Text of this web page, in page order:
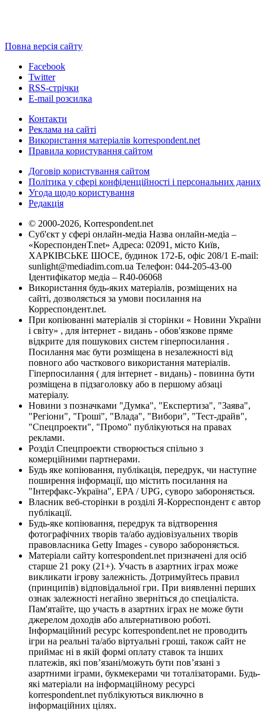
Повна версія сайту
Facebook
Twitter
RSS-стрічки
E-mail розсилка
Контакти
Реклама на сайті
Використання матеріалів korrespondent.net
Правила користування сайтом
Договір користування сайтом
Політика у сфері конфіденційності і персональних даних
Угода щодо користування
Редакція
© 2000-2026, Korrespondent.net
Суб'єкт у сфері онлайн-медіа Назва онлайн-медіа –
«КореспонденТ.net» Адреса: 02091, місто Київ,
ХАРКІВСЬКЕ ШОСЕ, будинок 172-Б, офіс 208/1 E-mail:
sunlight@mediadim.com.ua Телефон: 044-205-43-00
Ідентифікатор медіа – R40-06068
Використання будь-яких матеріалів, розміщених на
сайті, дозволяється за умови посилання на
Корреспондент.net.
При копіюванні матеріалів зі сторінки « Новини України
і світу» , для інтернет - видань - обов'язкове пряме
відкрите для пошукових систем гіперпосилання .
Посилання має бути розміщена в незалежності від
повного або часткового використання матеріалів.
Гіперпосилання ( для інтернет - видань) - повинна бути
розміщена в підзаголовку або в першому абзаці
матеріалу.
Новини з позначками "Думка", "Експертиза", "Заява",
"Регіони", "Гроші", "Влада", "Вибори", "Тест-драйв",
"Спецпроекти", "Промо" публікуються на правах
реклами.
Розділ Спецпроекти створюється спільно з
комерційними партнерами.
Будь яке копіювання, публікація, передрук, чи наступне
поширення інформації, що містить посилання на
"Інтерфакс-Україна", EPA / UPG, суворо забороняється.
Власник веб-сторінки в розділі Я-Корреспондент є автор
публікації.
Будь-яке копіювання, передрук та відтворення
фотографічних творів та/або аудіовізуальних творів
правовласника Getty Images - суворо забороняється.
Матеріали сайту korrespondent.net призначені для осіб
старше 21 року (21+). Участь в азартних іграх може
викликати ігрову залежність. Дотримуйтесь правил
(принципів) відповідальної гри. При виявленні перших
ознак залежності негайно зверніться до спеціаліста.
Пам'ятайте, що участь в азартних іграх не може бути
джерелом доходів або альтернативою роботі.
Інформаційний ресурс korrespondent.net не проводить
ігри на реальні та/або віртуальні гроші, також сайт не
приймає ні в якій формі оплату ставок та інших
платежів, які пов’язані/можуть бути пов’язані з
азартними іграми, букмекерами чи тоталізаторами. Будь-
які матеріали на інформаційному ресурсі
korrespondent.net публікуються виключно в
інформаційних цілях.